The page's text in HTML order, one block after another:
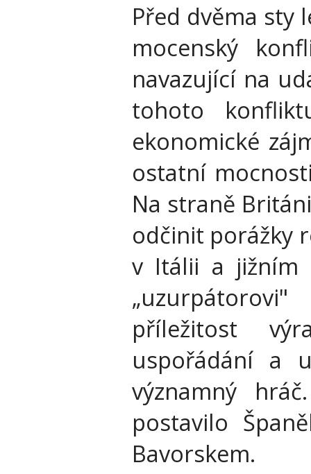
Před dvěma sty
mocenský
navazující na
tohoto
ekonomické
ostatní
Na straně
odčinit porážky
v Itálii a jižním
příležitost
uspořádání a
významný
postavilo
Bavorskem.